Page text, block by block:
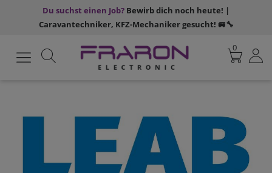
Du suchst einen Job? Bewirb dich noch heute! |
Caravantechniker, KFZ-Mechaniker gesucht! 🚐🔧
0